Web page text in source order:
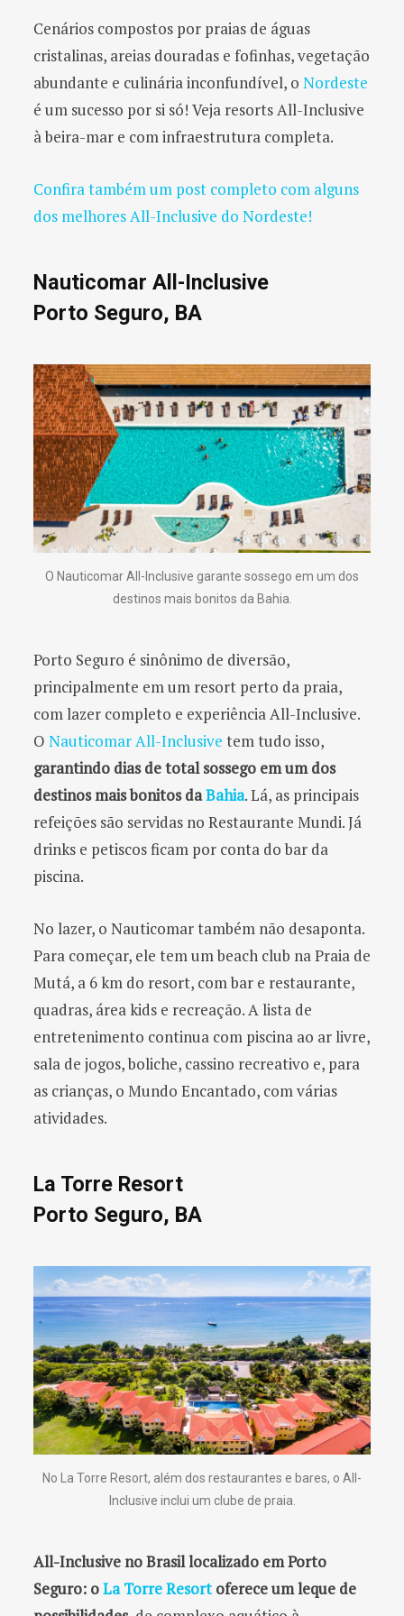
Cenários compostos por praias de águas
cristalinas, areias douradas e fofinhas, vegetação
abundante e culinária inconfundível, o Nordeste
é um sucesso por si só! Veja resorts All-Inclusive
à beira-mar e com infraestrutura completa.
Confira também um post completo com alguns
dos melhores All-Inclusive do Nordeste!
Nauticomar All-Inclusive
Porto Seguro, BA
O Nauticomar All-Inclusive garante sossego em um dos
destinos mais bonitos da Bahia.
Porto Seguro é sinônimo de diversão,
principalmente em um resort perto da praia,
com lazer completo e experiência All-Inclusive.
O Nauticomar All-Inclusive tem tudo isso,
garantindo dias de total sossego em um dos
destinos mais bonitos daBahia. Lá, as principais
refeições são servidas no Restaurante Mundi. Já
drinks e petiscos ficam por conta do bar da
piscina.
No lazer, o Nauticomar também não desaponta.
Para começar, ele tem um beach club na Praia de
Mutá, a 6 km do resort, com bar e restaurante,
quadras, área kids e recreação. A lista de
entretenimento continua com piscina ao ar livre,
sala de jogos, boliche, cassino recreativo e, para
as crianças, o Mundo Encantado, com várias
atividades.
La Torre Resort
Porto Seguro, BA
No La Torre Resort, além dos restaurantes e bares, o All-
Inclusive inclui um clube de praia.
All-Inclusive no Brasil localizado em Porto
Seguro: oLa Torre Resortoferece um leque de